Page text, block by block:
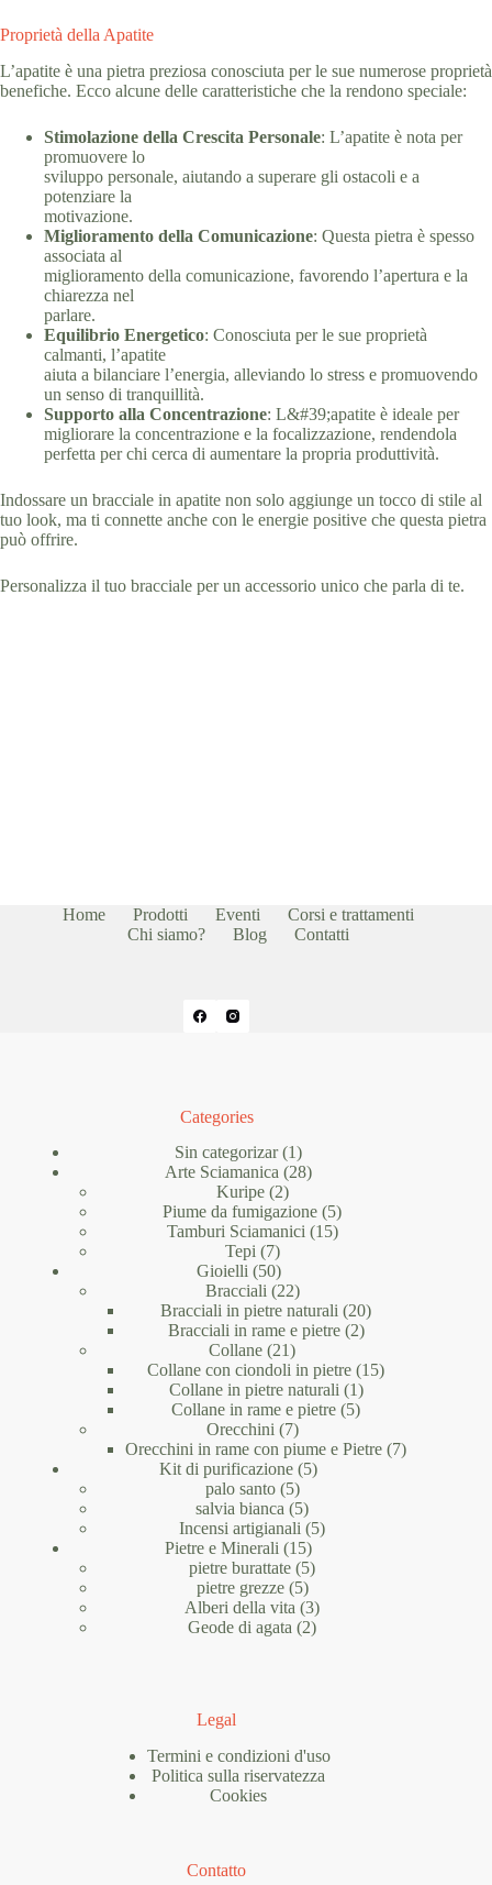
Proprietà della Apatite
L’apatite è una pietra preziosa conosciuta per le sue numerose proprietà
benefiche. Ecco alcune delle caratteristiche che la rendono speciale:
Stimolazione della Crescita Personale: L’apatite è nota per
promuovere lo
sviluppo personale, aiutando a superare gli ostacoli e a
potenziare la
motivazione.
Miglioramento della Comunicazione: Questa pietra è spesso
associata al
miglioramento della comunicazione, favorendo l’apertura e la
chiarezza nel
parlare.
Equilibrio Energetico: Conosciuta per le sue proprietà
calmanti, l’apatite
aiuta a bilanciare l’energia, alleviando lo stress e promuovendo
un senso di tranquillità.
Supporto alla Concentrazione: L&#39;apatite è ideale per
migliorare la concentrazione e la focalizzazione, rendendola
perfetta per chi cerca di aumentare la propria produttività.
Indossare un bracciale in apatite non solo aggiunge un tocco di stile al
tuo look, ma ti connette anche con le energie positive che questa pietra
può offrire.
Personalizza il tuo bracciale per un accessorio unico che parla di te.
Home Prodotti Eventi
Corsi e trattamenti
Chi siamo?
Blog Contatti
Categories
Sin categorizar 11
prodotto
Arte Sciamanica 2828
Kuripe 22
prodotti
Piume da fumigazione 55
prodotti
Tamburi Sciamanici 1515
Tepi 77
prodotti
Gioielli 5050
prodotti
Bracciali 2222
prodotti
Bracciali in pietre naturali 2020
Bracciali in rame e pietre 22
Collane 2121
prodotti
Collane con ciondoli in pietre 1515
Collane in pietre naturali 11
prodotto
Collane in rame e pietre 55
Orecchini 77
prodotti
Orecchini in rame con piume e Pietre 77
Kit di purificazione 55
palo santo 55
prodotti
salvia bianca 55
prodotti
Incensi artigianali 55
Pietre e Minerali 1515
prodotti
pietre burattate 55
pietre grezze 55
prodotti
Alberi della vita 33
prodotti
Geode di agata 22
Legal
Termini e condizioni d'uso
Politica sulla riservatezza
Cookies
Contatto